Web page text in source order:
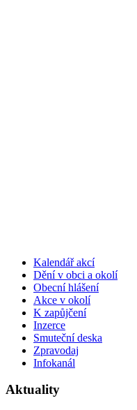
Kalendář akcí
Dění v obci a okolí
Obecní hlášení
Akce v okolí
K zapůjčení
Inzerce
Smuteční deska
Zpravodaj
Infokanál
Aktuality